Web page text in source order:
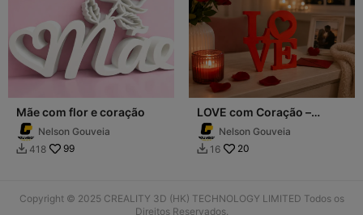
Mãe com flor e coração
Nelson Gouveia
 418 99
LOVE com Coração –
Decoração Romântica
Nelson Gouveia
 16 20
Copyright © 2025 CREALITY 3D (HK) TECHNOLOGY LIMITED Todos os
Direitos Reservados.